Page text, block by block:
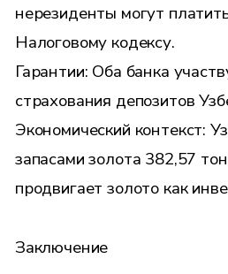
нерезиденты могут
Налоговому кодексу.
Гарантии: Оба банка
страхования депозитов
Экономический контекст:
запасами золота 382,57
продвигает золото как
Заключение